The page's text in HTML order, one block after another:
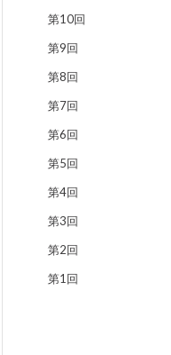
第10回
第9回
第8回
第7回
第6回
第5回
第4回
第3回
第2回
第1回